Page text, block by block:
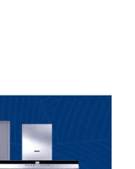
厂标以及标准认
材料表面反应，呈
可连贯即时的打标